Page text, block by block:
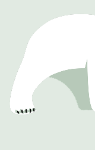
компании 10 и
Одним из ярких и
презентация
GROUP. Его
холдинга с
Проект должен
стоят не только
талантливые люди.
Вечер доказал: 15